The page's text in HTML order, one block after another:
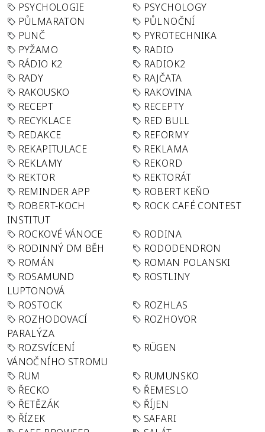
PSYCHOLOGIE
PSYCHOLOGY
PŮLMARATON
PŮLNOČNÍ
PUNČ
PYROTECHNIKA
PYŽAMO
RADIO
RÁDIO K2
RADIOK2
RADY
RAJČATA
RAKOUSKO
RAKOVINA
RECEPT
RECEPTY
RECYKLACE
RED BULL
REDAKCE
REFORMY
REKAPITULACE
REKLAMA
REKLAMY
REKORD
REKTOR
REKTORÁT
REMINDER APP
ROBERT KEŇO
ROBERT-KOCH
INSTITUT
ROCK CAFÉ CONTEST
ROCKOVÉ VÁNOCE
RODINA
RODINNÝ DM BĚH
RODODENDRON
ROMÁN
ROMAN POLANSKI
ROSAMUND
LUPTONOVÁ
ROSTLINY
ROSTOCK
ROZHLAS
ROZHODOVACÍ
PARALÝZA
ROZHOVOR
ROZSVÍCENÍ
VÁNOČNÍHO STROMU
RÜGEN
RUM
RUMUNSKO
ŘECKO
ŘEMESLO
ŘETĚZÁK
ŘÍJEN
ŘÍZEK
SAFARI